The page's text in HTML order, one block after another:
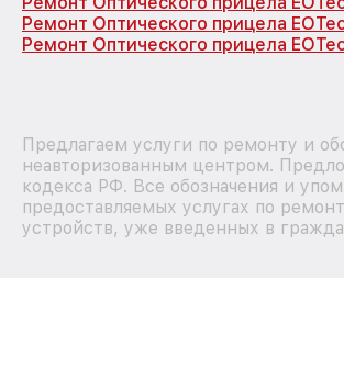
Ремонт Оптического прицела
Ремонт Оптического прицела
Предлагаем услуги по ремонту и
неавторизованным центром.
кодекса РФ. Все обозначения и
предоставляемых услугах по
устройств, уже введенных в